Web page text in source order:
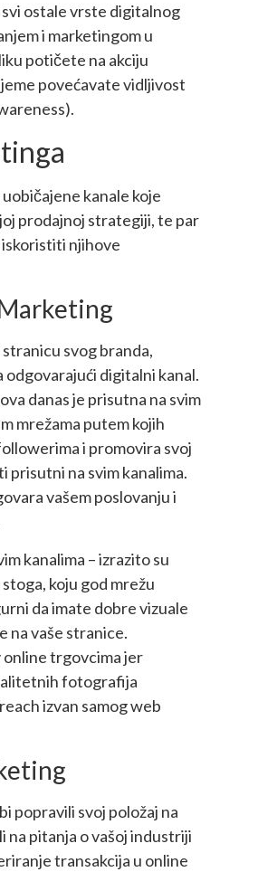
ostale vrste digitalnog
i marketingom u
potičete na akciju
povećavate vidljivost
kanale koje
prodajnoj strategiji, te par
njihove
svog branda,
odgovarajući digitalni kanal.
danas je prisutna na svim
mrežama putem kojih
i promovira svoj
prisutni na svim kanalima.
vašem poslovanju i
kanalima – izrazito su
koju god mrežu
da imate dobre vizuale
na vaše stranice.
trgovcima jer
fotografija
izvan samog web
popravili svoj položaj na
na pitanja o vašoj industriji
transakcija u online